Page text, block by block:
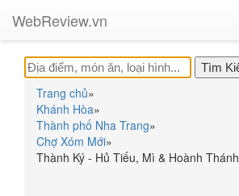
WebReview.vn
Trang chủ»
Khánh Hòa»
Thành phố Nha Trang»
Chợ Xóm Mới»
Thành Ký - Hủ Tiếu, Mì & Hoành Thánh